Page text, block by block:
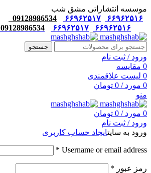
موسسه انتشاراتی مشق شب
۶۶۹۶۲۵۱۶
۶۶۹۶۲۵۱۷
09128986534
۶۶۹۶۲۵۱۶
۶۶۹۶۲۵۱۷ 09128986534
جستجو
ورود / ثبت نام
0 مقایسه
0 لیست علاقمندی
0 مورد /
0 تومان
منو
0 مورد /
0 تومان
ورود / ثبت نام
ورود به سایتایجاد حساب کاربری
Username or email address
*
رمز عبور *